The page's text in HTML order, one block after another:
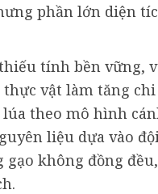
phần lớn diện
tính bền vững,
thực vật làm tăng
theo mô hình
liệu dựa vào
gạo không đồng